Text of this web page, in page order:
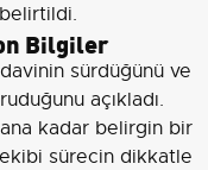
Bilgiler
sürdüğünü ve
açıkladı.
kadar belirgin bir
sürecin dikkatle